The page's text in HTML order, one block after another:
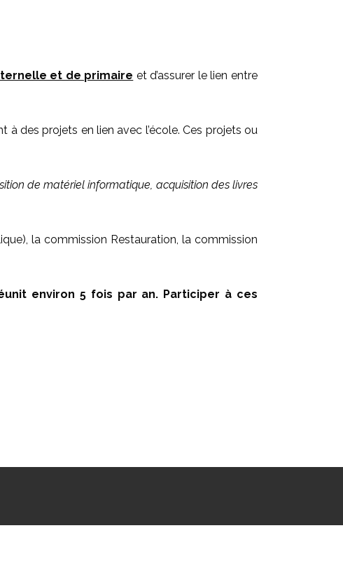
et de primaire et d’assurer le lien entre
à des projets en lien avec l’école. Ces projets ou
de matériel informatique, acquisition des livres
la commission Restauration, la commission
environ 5 fois par an. Participer à ces